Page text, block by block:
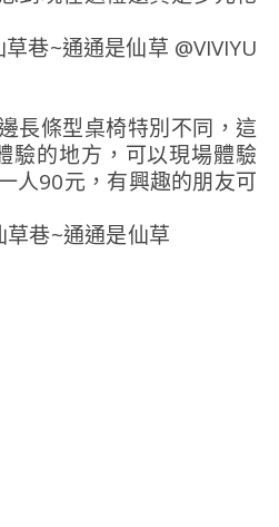
長條型桌椅特別不同，這
驗的地方，可以現場體驗
人90元，有興趣的朋友可